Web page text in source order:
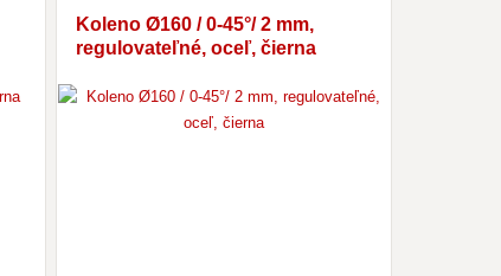
Koleno Ø160 / 0-45°/ 2 mm,
regulovateľné, oceľ, čierna